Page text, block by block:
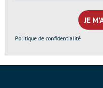
Politique de confidentialité